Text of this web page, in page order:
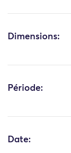
Dimensions:
Période:
Date: